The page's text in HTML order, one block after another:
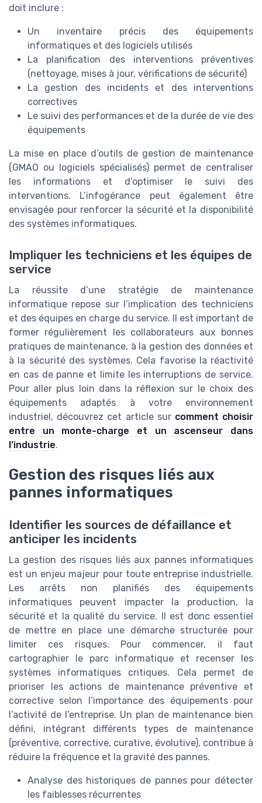
doit inclure :
Un inventaire précis des équipements
informatiques et des logiciels utilisés
La planification des interventions préventives
(nettoyage, mises à jour, vérifications de sécurité)
La gestion des incidents et des interventions
correctives
Le suivi des performances et de la durée de vie des
équipements
La mise en place d’outils de gestion de maintenance
(GMAO ou logiciels spécialisés) permet de centraliser
les informations et d’optimiser le suivi des
interventions. L’infogérance peut également être
envisagée pour renforcer la sécurité et la disponibilité
des systèmes informatiques.
Impliquer les techniciens et les équipes de
service
La réussite d’une stratégie de maintenance
informatique repose sur l’implication des techniciens
et des équipes en charge du service. Il est important de
former régulièrement les collaborateurs aux bonnes
pratiques de maintenance, à la gestion des données et
à la sécurité des systèmes. Cela favorise la réactivité
en cas de panne et limite les interruptions de service.
Pour aller plus loin dans la réflexion sur le choix des
équipements adaptés à votre environnement
industriel, découvrez cet article sur comment choisir
entre un monte-charge et un ascenseur dans
l’industrie.
Gestion des risques liés aux
pannes informatiques
Identifier les sources de défaillance et
anticiper les incidents
La gestion des risques liés aux pannes informatiques
est un enjeu majeur pour toute entreprise industrielle.
Les arrêts non planifiés des équipements
informatiques peuvent impacter la production, la
sécurité et la qualité du service. Il est donc essentiel
de mettre en place une démarche structurée pour
limiter ces risques. Pour commencer, il faut
cartographier le parc informatique et recenser les
systèmes informatiques critiques. Cela permet de
prioriser les actions de maintenance préventive et
corrective selon l’importance des équipements pour
l’activité de l’entreprise. Un plan de maintenance bien
défini, intégrant différents types de maintenance
(préventive, corrective, curative, évolutive), contribue à
réduire la fréquence et la gravité des pannes.
Analyse des historiques de pannes pour détecter
les faiblesses récurrentes